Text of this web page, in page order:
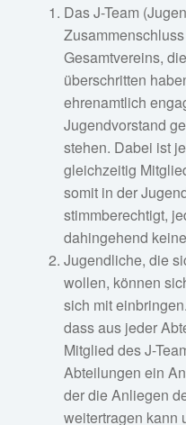
Das J-Team
Gesamtvereins,
überschritten
ehrenamtlich
Jugendvorstand
stehen. Dabei ist
gleichzeitig
somit in der
stimmberechtigt,
dahingehend
Jugendliche, die
wollen, können
sich mit
dass aus jeder
Mitglied des J-
Abteilungen ein
der die Anliegen
weitertragen kann